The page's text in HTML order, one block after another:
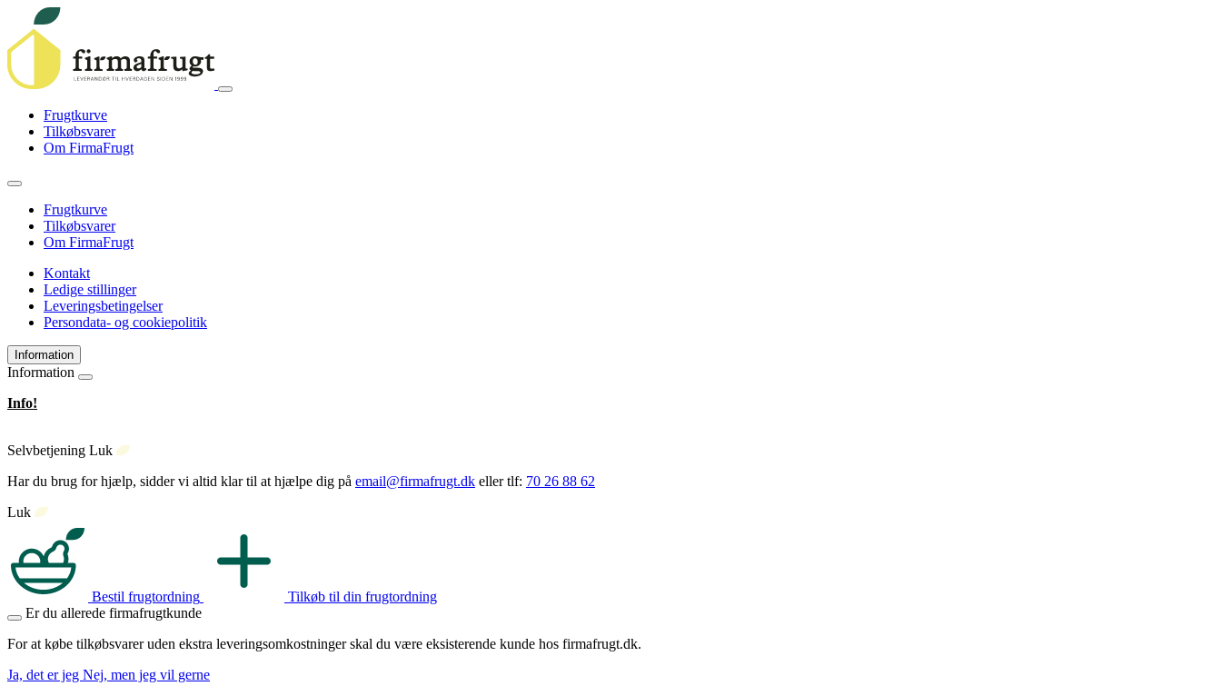
Frugtkurve
Tilkøbsvarer
Om FirmaFrugt
Frugtkurve
Tilkøbsvarer
Om FirmaFrugt
Kontakt
Ledige stillinger
Leveringsbetingelser
Persondata- og cookiepolitik
Information
Information
Info!
Selvbetjening Luk
Har du brug for hjælp, sidder vi altid klar til at hjælpe dig på email@firmafrugt.dk eller tlf: 70 26 88 62
Luk
Bestil frugtordning
Tilkøb til din frugtordning
Er du allerede firmafrugtkunde
For at købe tilkøbsvarer uden ekstra leveringsomkostninger skal du være eksisterende kunde hos firmafrugt.dk.
Ja, det er jeg Nej, men jeg vil gerne